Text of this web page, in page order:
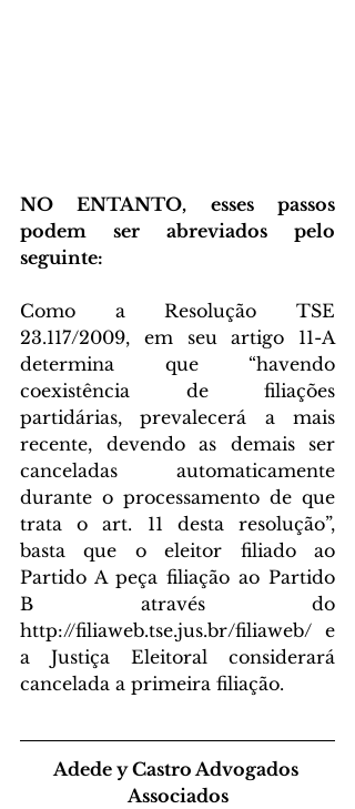
NO ENTANTO, esses passos
podem ser abreviados pelo
seguinte:
Como a Resolução TSE
23.117/2009, em seu artigo 11-A
determina que “havendo
coexistência de filiações
partidárias, prevalecerá a mais
recente, devendo as demais ser
canceladas automaticamente
durante o processamento de que
trata o art. 11 desta resolução”,
basta que o eleitor filiado ao
Partido A peça filiação ao Partido
B através do
http://filiaweb.tse.jus.br/filiaweb/ e
a Justiça Eleitoral considerará
cancelada a primeira filiação.
Adede y Castro Advogados
Associados